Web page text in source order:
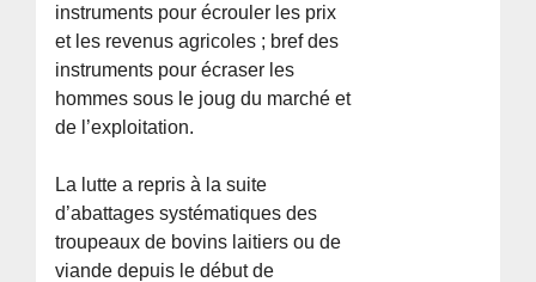
instruments pour écrouler les prix
et les revenus agricoles ; bref des
instruments pour écraser les
hommes sous le joug du marché et
de l’exploitation.
La lutte a repris à la suite
d’abattages systématiques des
troupeaux de bovins laitiers ou de
viande depuis le début de